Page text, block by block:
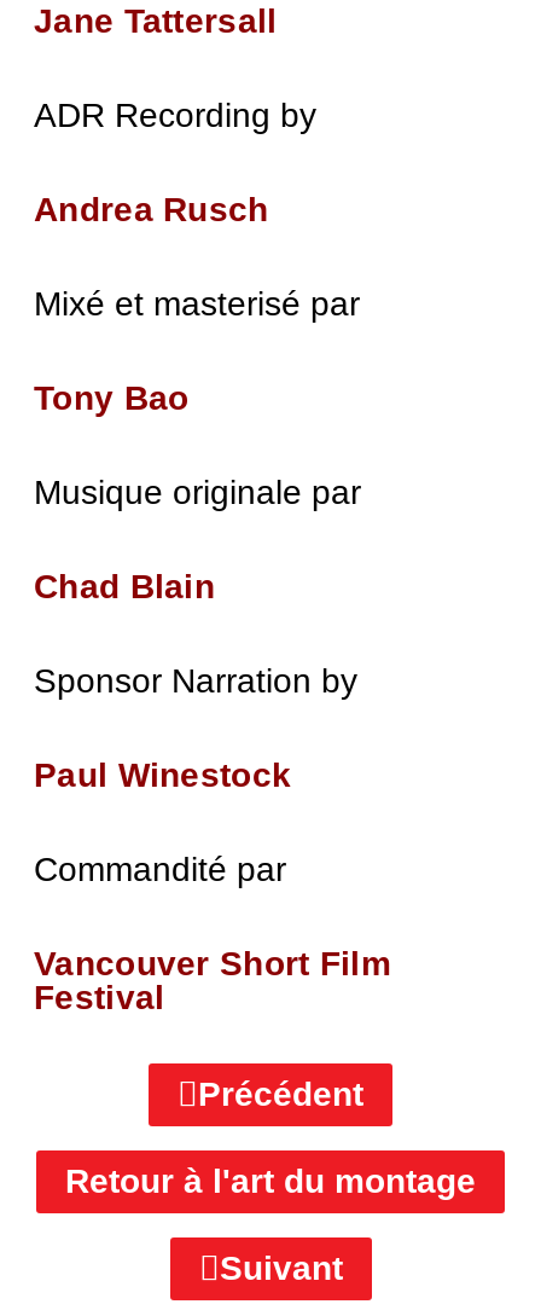
Jane Tattersall
ADR Recording by
Andrea Rusch
Mixé et masterisé par
Tony Bao
Musique originale par
Chad Blain
Sponsor Narration by
Paul Winestock
Commandité par
Vancouver Short Film
Festival
Précédent
Retour à l'art du montage
Suivant